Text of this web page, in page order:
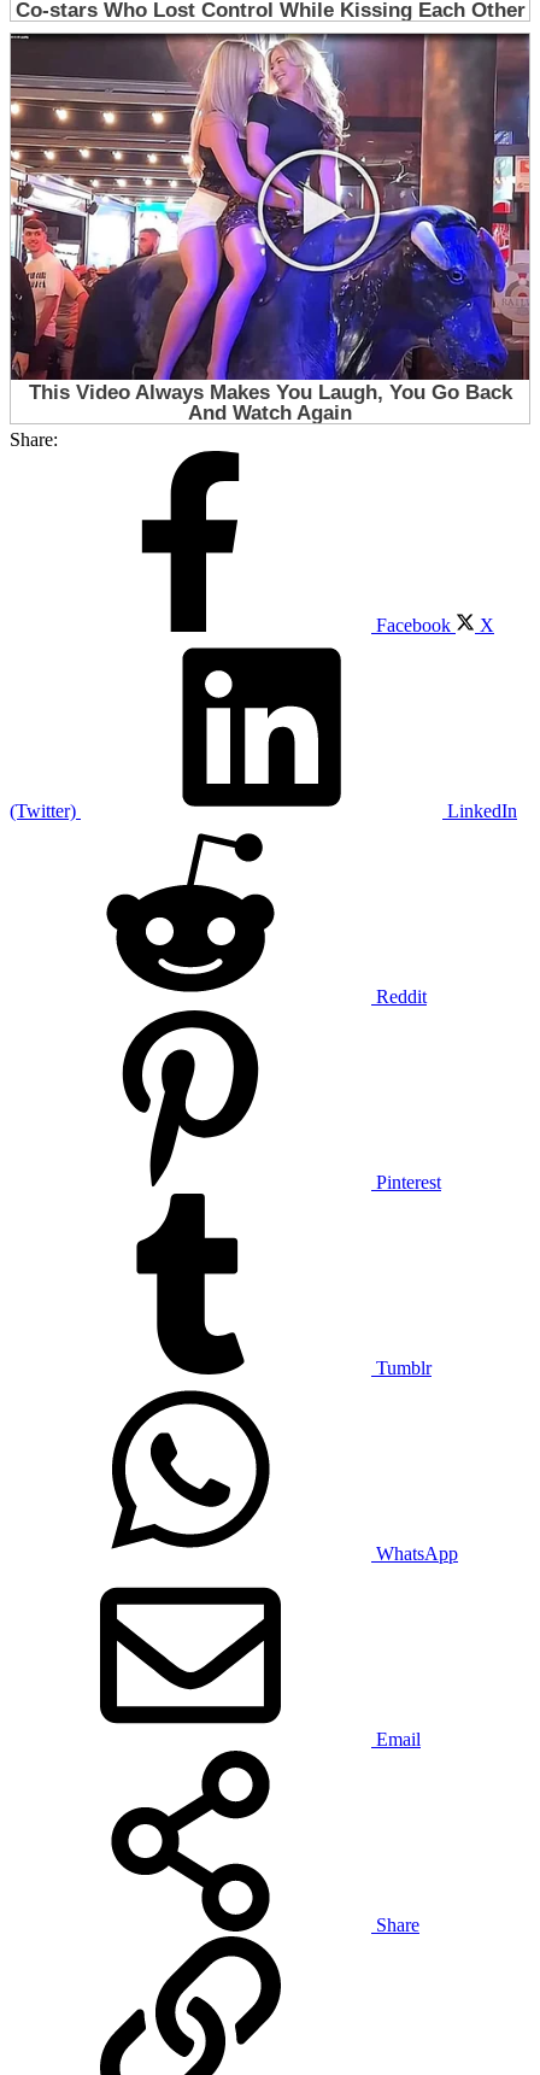
Share:
Facebook X
(Twitter) LinkedIn
Reddit
Pinterest
Tumblr
WhatsApp
Email
Share